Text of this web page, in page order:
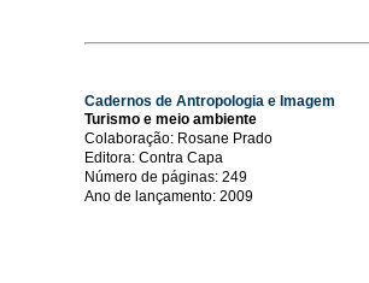
Cadernos de Antropologia e Imagem
Turismo e meio ambiente
Colaboração: Rosane Prado
Editora: Contra Capa
Número de páginas: 249
Ano de lançamento: 2009